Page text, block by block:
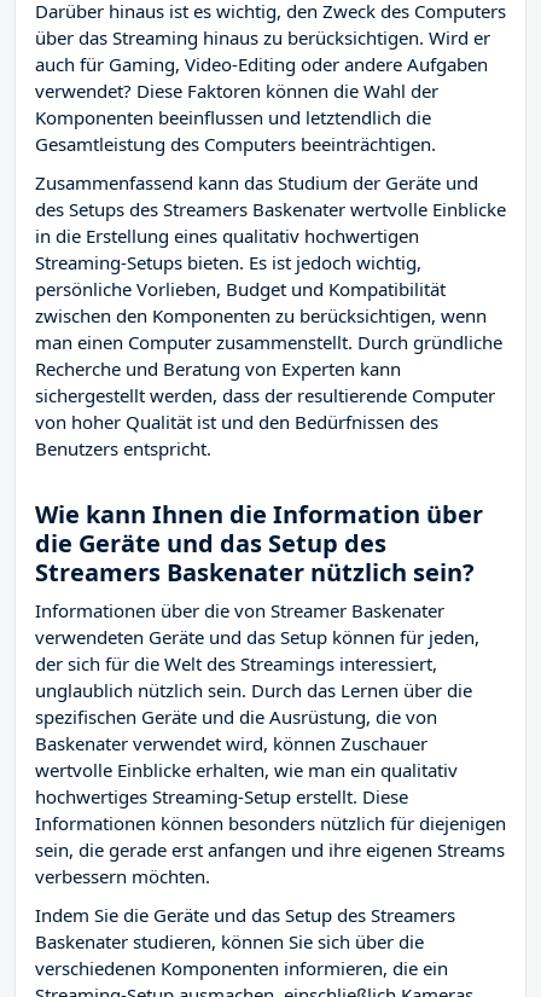
Darüber hinaus ist es wichtig, den Zweck des Computers
über das Streaming hinaus zu berücksichtigen. Wird er
auch für Gaming, Video-Editing oder andere Aufgaben
verwendet? Diese Faktoren können die Wahl der
Komponenten beeinflussen und letztendlich die
Gesamtleistung des Computers beeinträchtigen.
Zusammenfassend kann das Studium der Geräte und
des Setups des Streamers Baskenater wertvolle Einblicke
in die Erstellung eines qualitativ hochwertigen
Streaming-Setups bieten. Es ist jedoch wichtig,
persönliche Vorlieben, Budget und Kompatibilität
zwischen den Komponenten zu berücksichtigen, wenn
man einen Computer zusammenstellt. Durch gründliche
Recherche und Beratung von Experten kann
sichergestellt werden, dass der resultierende Computer
von hoher Qualität ist und den Bedürfnissen des
Benutzers entspricht.
Wie kann Ihnen die Information über
die Geräte und das Setup des
Streamers Baskenater nützlich sein?
Informationen über die von Streamer Baskenater
verwendeten Geräte und das Setup können für jeden,
der sich für die Welt des Streamings interessiert,
unglaublich nützlich sein. Durch das Lernen über die
spezifischen Geräte und die Ausrüstung, die von
Baskenater verwendet wird, können Zuschauer
wertvolle Einblicke erhalten, wie man ein qualitativ
hochwertiges Streaming-Setup erstellt. Diese
Informationen können besonders nützlich für diejenigen
sein, die gerade erst anfangen und ihre eigenen Streams
verbessern möchten.
Indem Sie die Geräte und das Setup des Streamers
Baskenater studieren, können Sie sich über die
verschiedenen Komponenten informieren, die ein